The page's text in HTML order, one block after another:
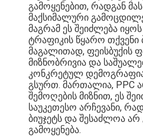
გამოყენებით, რადგან
მაქსიმალური
მაგრამ ეს შეიძლება
ტრაფიკის წყარო
მაგალითად, ფეისბუქის
მიზნობრივია და
კონკრეტულ
გსურთ. მართალია, PPC
შემოღების მიზნით, ეს
საუკეთესო არჩევანი,
ბიუჯეტს და შესაძლოა არ
გამოყენება.